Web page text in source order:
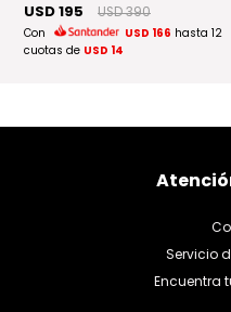
USD 195 USD 390
Con USD 166 hasta 12
cuotas de USD 14
Servicio
Encuentra